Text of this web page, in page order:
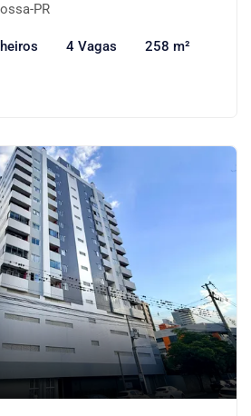
PR
4 Vagas 258 m²